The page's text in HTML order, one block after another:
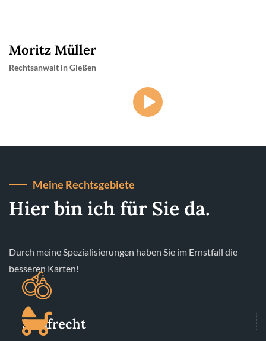
Moritz Müller
Rechtsanwalt in Gießen
Meine Rechtsgebiete
Hier bin ich für Sie da.
Durch meine Spezialisierungen haben Sie im Ernstfall die
besseren Karten!
Strafrecht